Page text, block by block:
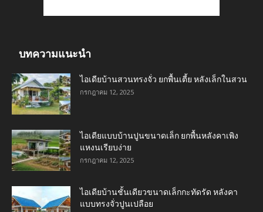
บทความแนะนำ
ไอเดียบ้านสวนทรงจั่ว ยกพื้นเตี้ย หลังเล็กในสวน
กรกฎาคม 12, 2025
ไอเดียแบบบ้านปูนขนาดเล็ก ยกพื้นหลังคาเพิง
แหงนเรียบง่าย
กรกฎาคม 12, 2025
ไอเดียบ้านชั้นเดียวขนาดเล็กกะทัดรัด หลังคา
แบบทรงจั่วปูนเปลือย